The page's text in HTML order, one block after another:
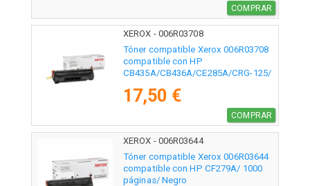
COMPRAR
XEROX - 006R03708
Tóner compatible Xerox 006R03708
compatible con HP
CB435A/CB436A/CE285A/CRG-125/
17,50 €
COMPRAR
XEROX - 006R03644
Tóner compatible Xerox 006R03644
compatible con HP CF279A/ 1000
páginas/ Negro